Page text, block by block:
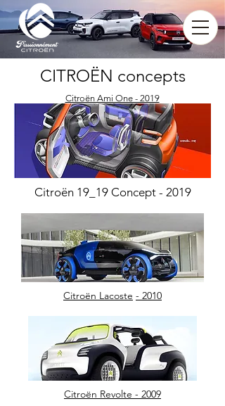
CITROËN concepts
Citroën Ami One - 2019
Citroën 19_19 Concept - 2019
Citroën Lacoste - 2010
Citroën Revolte - 2009